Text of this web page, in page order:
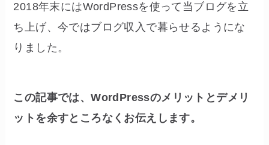
2018年末にはWordPressを使って当ブログを立
ち上げ、今ではブログ収入で暮らせるようにな
りました。
この記事では、WordPressのメリットとデメリ
ットを余すところなくお伝えします。